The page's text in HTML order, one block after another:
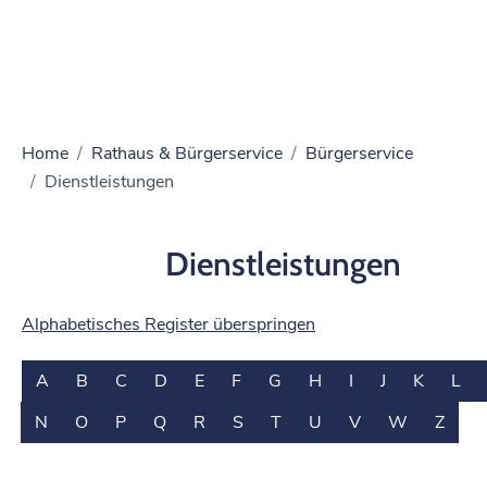
Home Rathaus & Bürgerservice
Bürgerservice
Dienstleistungen
Dienstleistungen
Alphabetisches Register überspringen
A B C D E F G H I J K
L
N
O P Q R S T U V W Z